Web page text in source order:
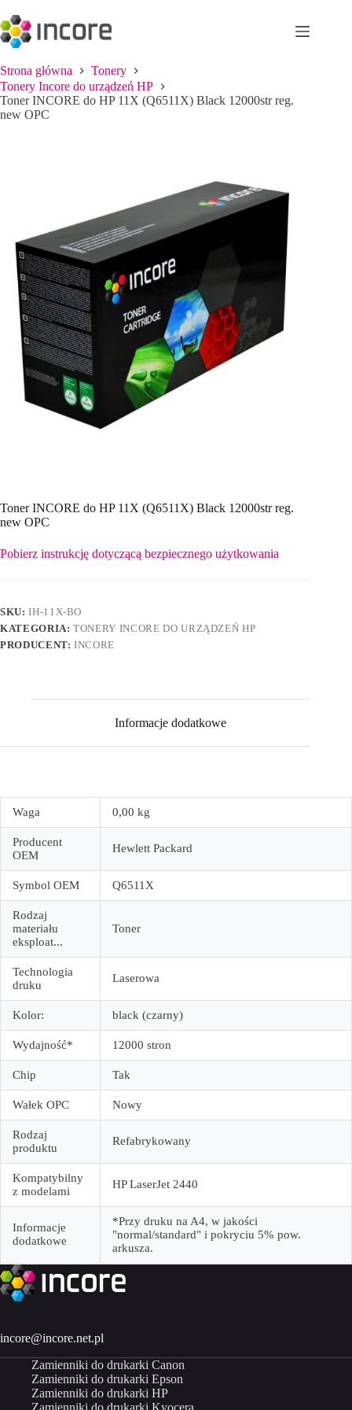
do
treści
Strona główna
Tonery
Tonery Incore do urządzeń HP
Toner INCORE do HP 11X (Q6511X) Black 12000str reg.
new OPC
Toner INCORE do HP 11X (Q6511X) Black 12000str reg.
new OPC
Pobierz instrukcję dotyczącą bezpiecznego użytkowania
SKU:IH-11X-BO
KATEGORIA:TONERY INCORE DO URZĄDZEŃ HP
PRODUCENT:INCORE
Informacje dodatkowe
Waga 0,00 kg
Producent
OEM
Hewlett Packard
Symbol OEM Q6511X
Rodzaj
materiału
eksploat...
Toner
Technologia
druku
Laserowa
Kolor: black (czarny)
Wydajność* 12000 stron
Chip Tak
Wałek OPC Nowy
Rodzaj
produktu
Refabrykowany
Kompatybilny
z modelami
HP LaserJet 2440
Informacje
dodatkowe
*Przy druku na A4, w jakości
"normal/standard" i pokryciu 5% pow.
arkusza.
incore@incore.net.pl
Zamienniki do drukarki Canon
Zamienniki do drukarki Epson
Zamienniki do drukarki HP